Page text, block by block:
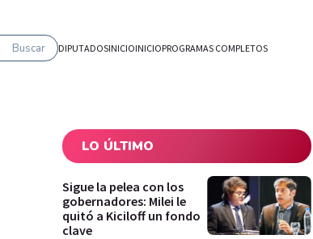
Buscar DIPUTADOSINICIOINICIOPROGRAMAS COMPLETOS
LO ÚLTIMO
Sigue la pelea con los
gobernadores: Milei le
quitó a Kiciloff un fondo
clave